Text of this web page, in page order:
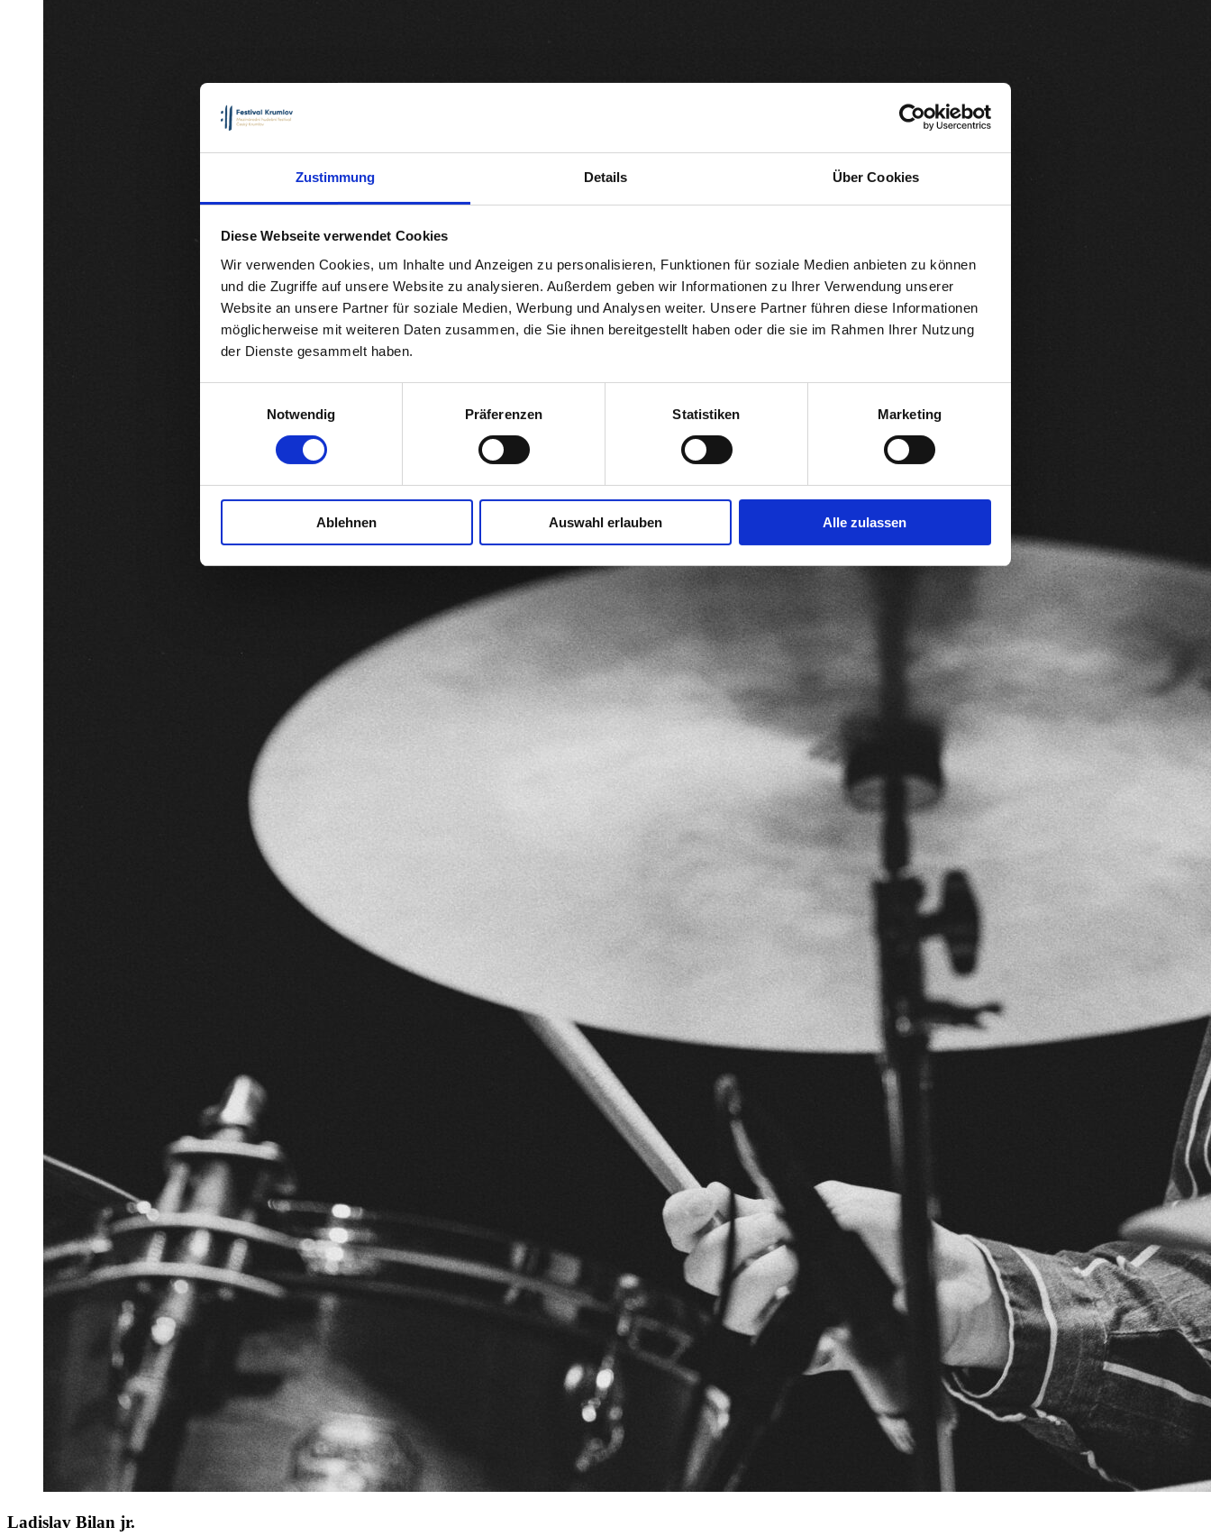
Zustimmung Details Über Cookies
Diese Webseite verwendet Cookies
Wir verwenden Cookies, um Inhalte und Anzeigen zu personalisieren, Funktionen für soziale Medien anbieten zu können
und die Zugriffe auf unsere Website zu analysieren. Außerdem geben wir Informationen zu Ihrer Verwendung unserer
Website an unsere Partner für soziale Medien, Werbung und Analysen weiter. Unsere Partner führen diese Informationen
möglicherweise mit weiteren Daten zusammen, die Sie ihnen bereitgestellt haben oder die sie im Rahmen Ihrer Nutzung
der Dienste gesammelt haben.
Notwendig
Präferenzen Statistiken Marketing
Ablehnen Auswahl erlauben Alle zulassen
Ladislav Bilan jr.